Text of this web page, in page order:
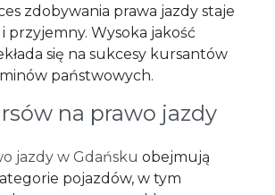
zdobywania prawa jazdy staje
przyjemny. Wysoka jakość
się na sukcesy kursantów
państwowych.
na prawo jazdy
jazdy w Gdańsku obejmują
pojazdów, w tym